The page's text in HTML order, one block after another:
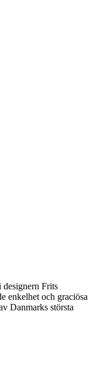
designern Frits
enkelhet och graciösa
Danmarks största